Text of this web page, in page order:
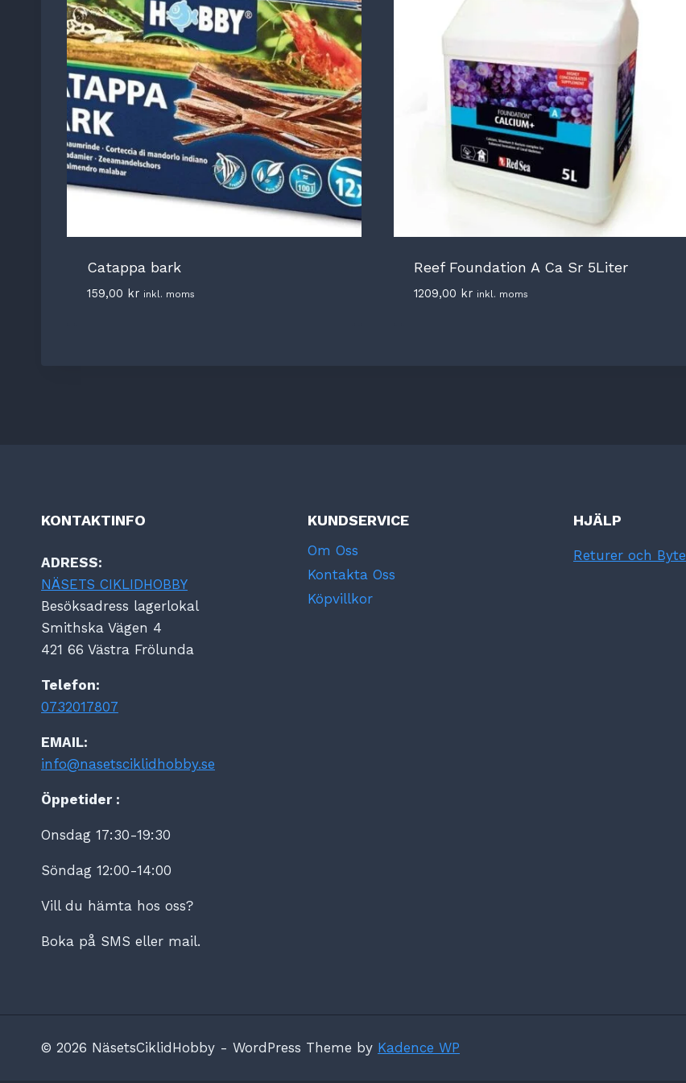
Catappa bark
159,00 kr inkl. moms
Reef Foundation A Ca Sr 5Liter
1209,00 kr inkl. moms
KONTAKTINFO
ADRESS:
NÄSETS CIKLIDHOBBY
Besöksadress lagerlokal
Smithska Vägen 4
421 66 Västra Frölunda
Telefon:
0732017807
EMAIL:
info@nasetsciklidhobby.se
Öppetider :
Onsdag 17:30-19:30
Söndag 12:00-14:00
Vill du hämta hos oss?
Boka på SMS eller mail.
KUNDSERVICE
Om Oss
Kontakta Oss
Köpvillkor
HJÄLP
Returer och Byte
© 2026 NäsetsCiklidHobby - WordPress Theme by Kadence WP